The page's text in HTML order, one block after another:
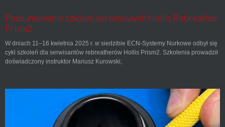
Podsumowanie szkoleń serwisowych Hollis Rebreather
Prism2.
W dniach 11–16 kwietnia 2025 r. w siedzibie ECN-Systemy Nurkowe odbył się
cykl szkoleń dla serwisantów rebreatherów Hollis Prism2. Szkolenia prowadził
doświadczony instruktor Mariusz Kurowski,